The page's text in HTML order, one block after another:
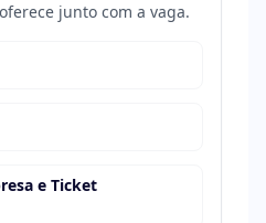
junto com a vaga.
e Ticket